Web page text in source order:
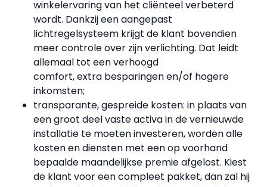
winkelervaring van het cliënteel verbeterd
wordt. Dankzij een aangepast
lichtregelsysteem krijgt de klant bovendien
meer controle over zijn verlichting. Dat leidt
allemaal tot een verhoogd
comfort, extra besparingen en/of hogere
inkomsten;
transparante, gespreide kosten: in plaats van
een groot deel vaste activa in de vernieuwde
installatie te moeten investeren, worden alle
kosten en diensten met een op voorhand
bepaalde maandelijkse premie afgelost. Kiest
de klant voor een compleet pakket, dan zal hij